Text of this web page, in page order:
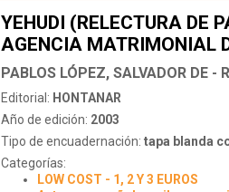
YEHUDI (RELECTURA DE
AGENCIA MATRIMONIAL
Editorial: HONTANAR
Año de edición: 2003
Tipo de encuadernación: tapa blanda
Categorías:
LOW COST - 1, 2 Y 3 EUROS